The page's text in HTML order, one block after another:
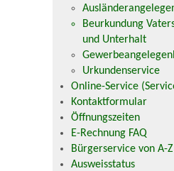
Beurkundung
und Unterhalt
Urkundenservice
Online-Service
Kontaktformular
Öffnungszeiten
E-Rechnung FAQ
Bürgerservice von A-Z
Ausweisstatus